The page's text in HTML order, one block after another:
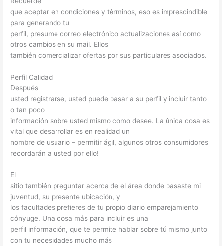
que aceptar en condiciones y términos, eso es imprescindible
para generando tu
perfil, presume correo electrónico actualizaciones así como
otros cambios en su mail. Ellos
también comercializar ofertas por sus particulares asociados.
Perfil Calidad
Después
usted registrarse, usted puede pasar a su perfil y incluir tanto
o tan poco
información sobre usted mismo como desee. La única cosa es
vital que desarrollar es en realidad un
nombre de usuario – permitir ágil, algunos otros consumidores
recordarán a usted por ello!
El
sitio también preguntar acerca de el área donde pasaste mi
juventud, su presente ubicación, y
los facultades prefieres de tu propio diario emparejamiento
cónyuge. Una cosa más para incluir es una
perfil información, que te permite hablar sobre tú mismo junto
con tu necesidades mucho más